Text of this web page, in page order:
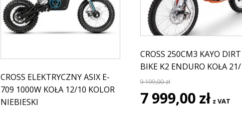
CROSS ELEKTRYCZNY ASIX E-
709 1000W KOŁA 12/10 KOLOR
NIEBIESKI
CROSS 250CM3 KAYO DIRT
BIKE K2 ENDURO KOŁA
9 199,00zł
Pierwotna
cena
7 999,00 zł cena
z VAT